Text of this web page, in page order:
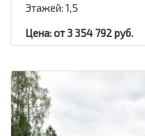
Этажей: 1,5
Цена: от 3 354 792 руб.